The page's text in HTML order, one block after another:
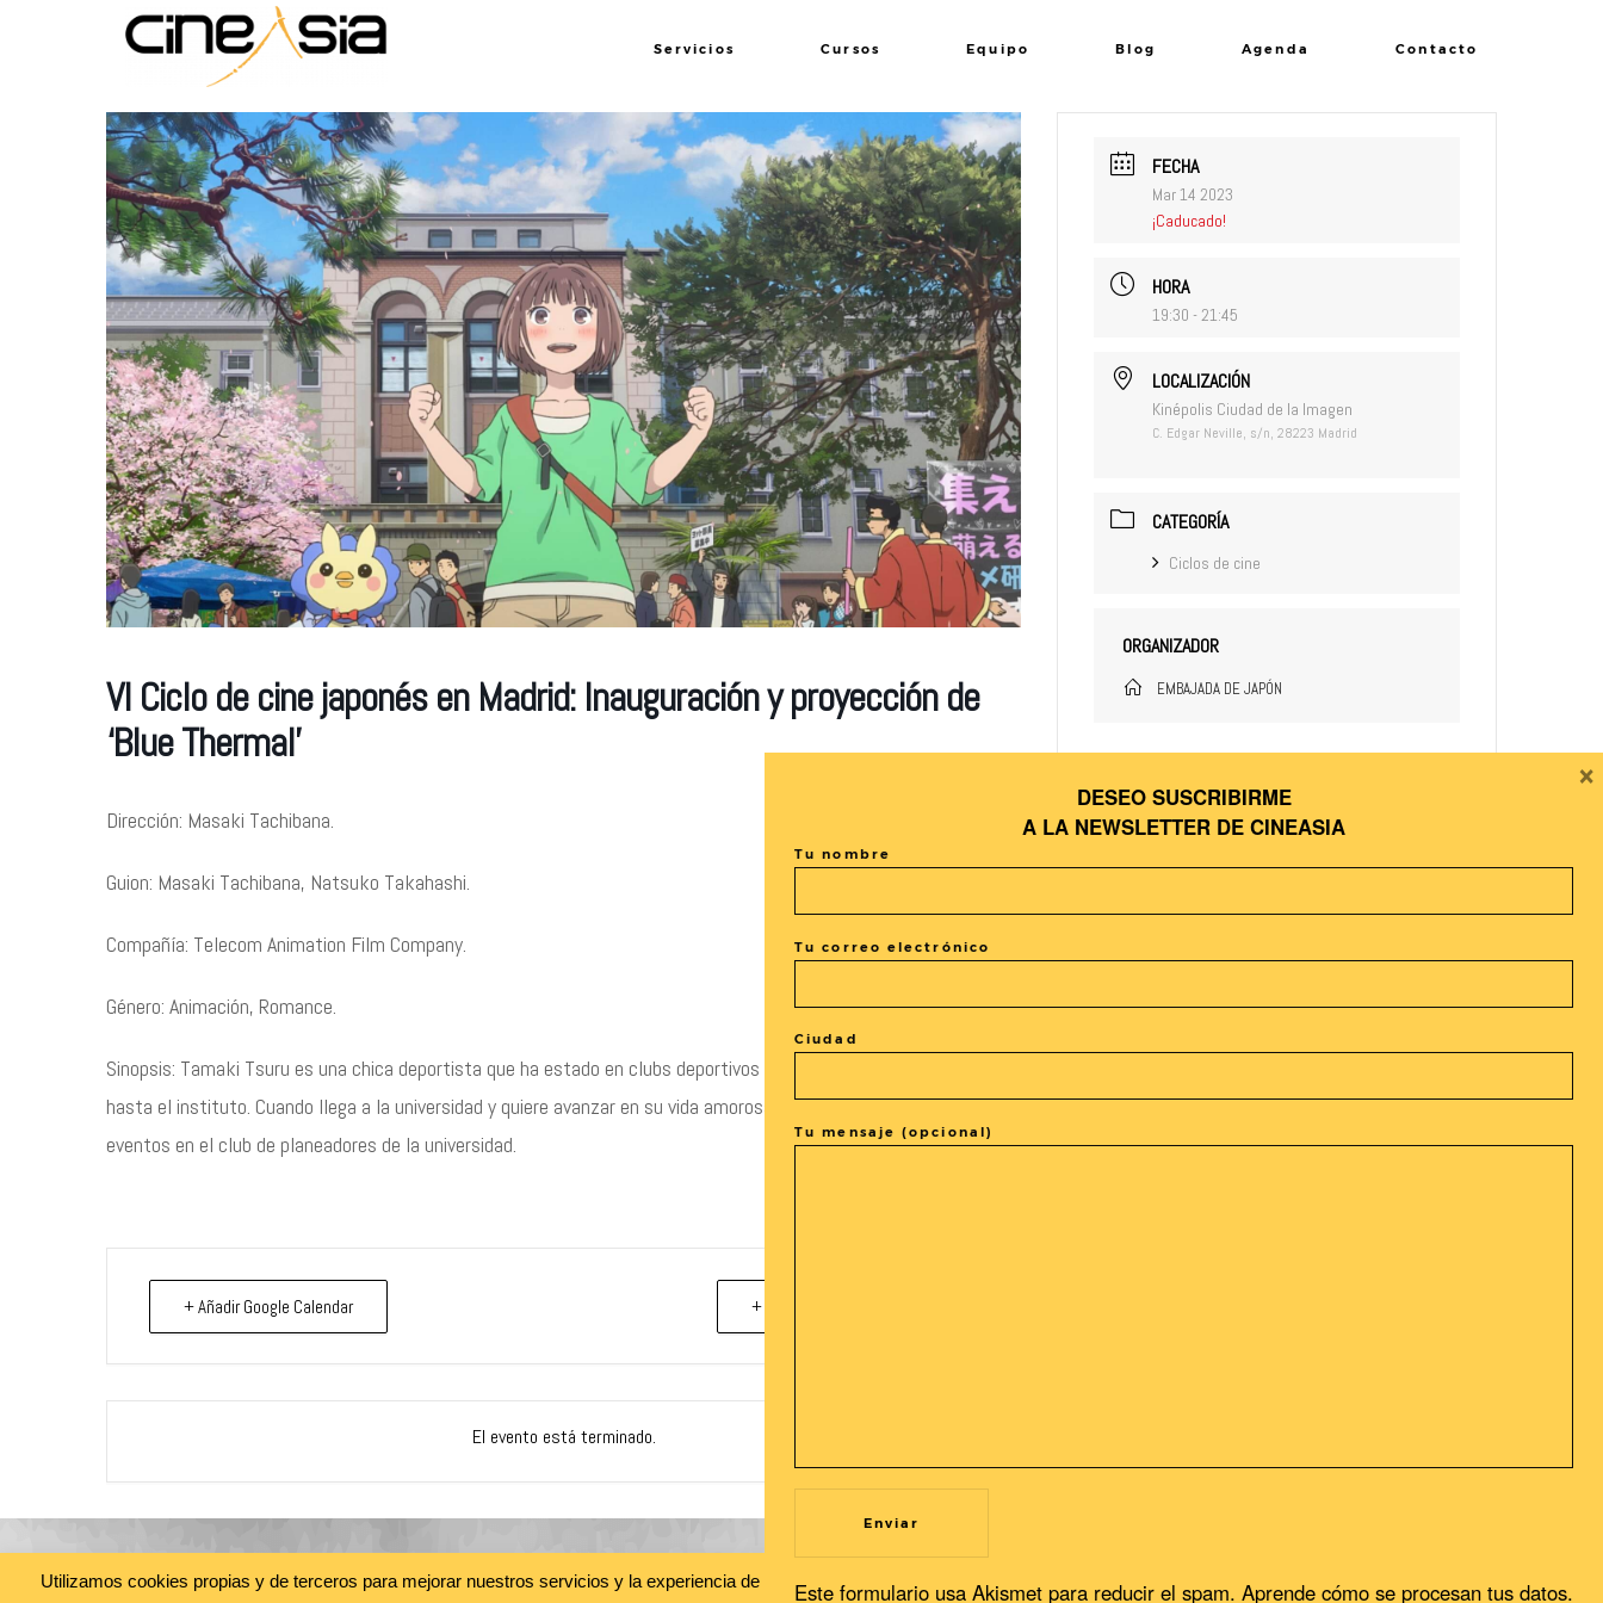
Servicios Cursos Equipo Blog Agenda Contacto
VI Ciclo de cine japonés en Madrid: Inauguración y proyección de
‘Blue Thermal’
Dirección: Masaki Tachibana.
Guion: Masaki Tachibana, Natsuko Takahashi.
Compañía: Telecom Animation Film Company.
Género: Animación, Romance.
Sinopsis: Tamaki Tsuru es una chica deportista que ha estado en clubs deportivos durante toda su vida escolar
hasta el instituto. Cuando llega a la universidad y quiere avanzar en su vida amorosa, acaba por una serie de
eventos en el club de planeadores de la universidad.
+ Añadir Google Calendar + exportación iCal / Outlook
El evento está terminado.
FECHA
Mar 14 2023
¡Caducado!
HORA
19:30 - 21:45
LOCALIZACIÓN
Kinépolis Ciudad de la Imagen
C. Edgar Neville, s/n, 28223 Madrid
CATEGORÍA
Ciclos de cine
ORGANIZADOR
EMBAJADA DE JAPÓN
COMPARTIR ESTE EVENTO
Recibe nuestras novedades en tu buzón!
Utilizamos cookies propias y de terceros para mejorar nuestros servicios y la experiencia de usuario. Si continuas navegando, consideramos que acepta su uso. Puedes cambiar la configuración u
DESEO SUSCRIBIRME
A LA NEWSLETTER DE CINEASIA
Tu nombre
Tu correo electrónico
Ciudad
Tu mensaje (opcional)
Este formulario usa Akismet para reducir el spam. Aprende cómo se procesan tus datos.
×